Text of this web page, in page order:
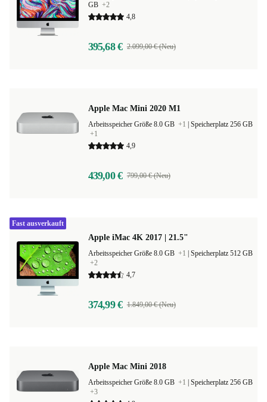
GB +2
4,8
395,68 € 2.099,00 € (Neu)
Apple Mac Mini 2020 M1
Arbeitsspeicher Größe 8.0 GB +1
Speicherplatz 256 GB
+1
4,9
439,00 € 799,00 € (Neu)
Apple iMac 4K 2017 | 21.5"
Arbeitsspeicher Größe 8.0 GB +1
Speicherplatz 512 GB
+2
4,7
374,99 € 1.849,00 € (Neu)
Fast ausverkauft
Apple Mac Mini 2018
Arbeitsspeicher Größe 8.0 GB +1
Speicherplatz 256 GB
+3